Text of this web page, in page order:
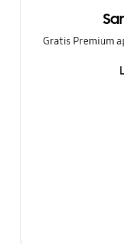
Gratis Premium